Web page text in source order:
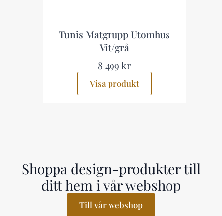
Utomhus
Wagnera
Shoppa design-produkter till
ditt hem i vår webshop
Till vår webshop